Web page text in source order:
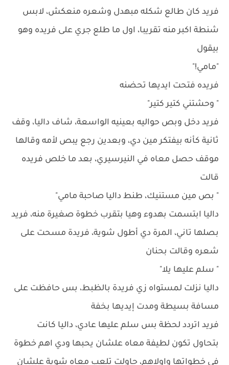
فريد كان طالع شكله مبهدل وشعره منعكش، لابس
شنطة اكبر منه تقريبا، اول ما طلع جري على فريده وهو
بيقول
"مامي!"
فريده فتحت ايديها تحضنه
" وحشتني كتير كتير"
فريد دخل وبص حواليه بعينيه الواسعة، شاف داليا، وقف
ثانية كأنه بيفتكر مين دي، وبعدين رجع يبص لأمه وقالها
موقف حصل معاه في النيرسيري، بعد ما خلص فريده
قالت
" بص مين مستنيك، طنط داليا صاحبة مامي"
داليا ابتسمت بهدوء وهيا بتقرب خطوة صغيرة منه، فريد
بصلها تاني، المرة دي أطول شوية، فريدة مسحت على
شعره وقالت بحنان
" سلم عليها يلا"
داليا نزلت لمستواه زي فريدة بالظبط، بس حافظت على
مسافة بسيطة ومدت إيديها بخفة
فريد اتردد لحظة بس سلم عليها عادي، داليا كانت
بتحاول تكون لطيفة معاه علشان يحبها ودي اهم خطوة
في خطواتها واولاهم، حاولت تلعب معاه شوية علشان